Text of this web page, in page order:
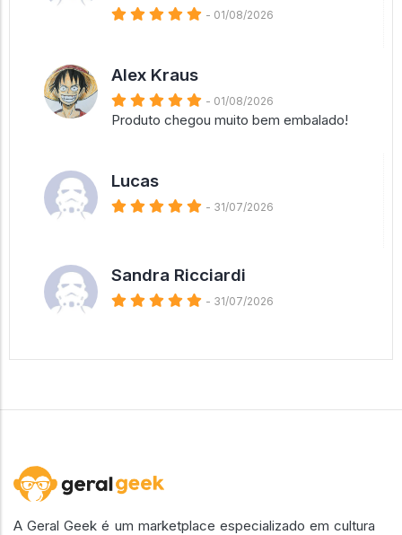
- 01/08/2026
Alex Kraus
- 01/08/2026
Produto chegou muito bem embalado!
Lucas
- 31/07/2026
Sandra Ricciardi
- 31/07/2026
A Geral Geek é um marketplace especializado em cultura